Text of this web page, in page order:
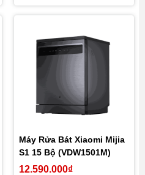
Gói bảo hành mặc định: Bảo
hành 12 tháng, đổi mới trong
Gói bảo hành vàng: Bảo hành
24 tháng, đổi mới 12 tháng
Máy Rửa Bát Xiaomi Mijia
S1 15 Bộ (VDW1501M)
12.590.000₫